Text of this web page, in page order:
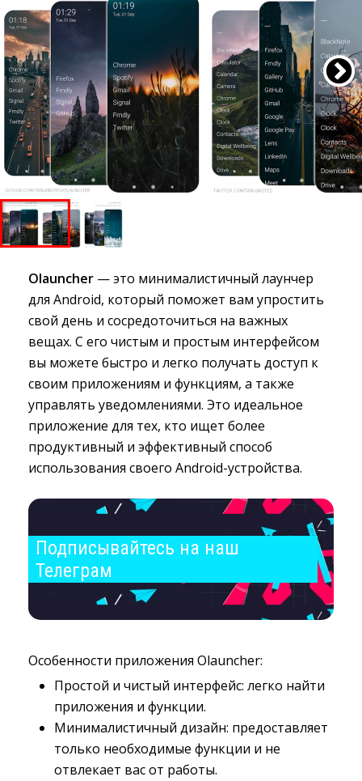
Olauncher — это минималистичный лаунчер
для Android, который поможет вам упростить
свой день и сосредоточиться на важных
вещах. С его чистым и простым интерфейсом
вы можете быстро и легко получать доступ к
своим приложениям и функциям, а также
управлять уведомлениями. Это идеальное
приложение для тех, кто ищет более
продуктивный и эффективный способ
использования своего Android-устройства.
Подписывайтесь на наш
Телеграм
Особенности приложения Olauncher:
Простой и чистый интерфейс: легко найти
приложения и функции.
Минималистичный дизайн: предоставляет
только необходимые функции и не
отвлекает вас от работы.